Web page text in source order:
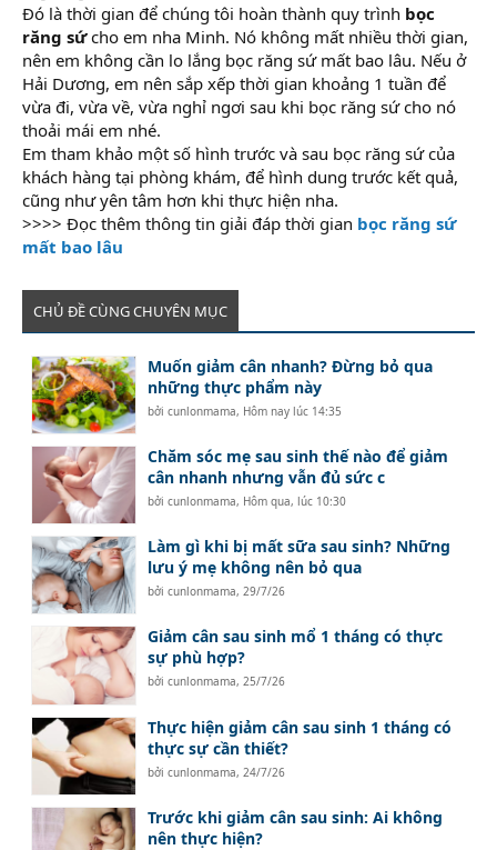
Đó là thời gian để chúng tôi hoàn thành quy trình bọc
răng sứcho em nha Minh. Nó không mất nhiều thời gian,
nên em không cần lo lắng bọc răng sứ mất bao lâu. Nếu ở
Hải Dương, em nên sắp xếp thời gian khoảng 1 tuần để
vừa đi, vừa về, vừa nghỉ ngơi sau khi bọc răng sứ cho nó
thoải mái em nhé.
Em tham khảo một số hình trước và sau bọc răng sứ của
khách hàng tại phòng khám, để hình dung trước kết quả,
cũng như yên tâm hơn khi thực hiện nha.
>>>> Đọc thêm thông tin giải đáp thời gian bọc răng sứ
mất bao lâu
CHỦ ĐỀ CÙNG CHUYÊN MỤC
Muốn giảm cân nhanh? Đừng bỏ qua
những thực phẩm này
bởicunlonmama, Hôm nay lúc 14:35
Chăm sóc mẹ sau sinh thế nào để giảm
cân nhanh nhưng vẫn đủ sức c
bởicunlonmama, Hôm qua, lúc 10:30
Làm gì khi bị mất sữa sau sinh? Những
lưu ý mẹ không nên bỏ qua
bởicunlonmama,29/7/26
Giảm cân sau sinh mổ 1 tháng có thực
sự phù hợp?
bởicunlonmama,25/7/26
Thực hiện giảm cân sau sinh 1 tháng có
thực sự cần thiết?
bởicunlonmama, 24/7/26
Trước khi giảm cân sau sinh: Ai không
nên thực hiện?